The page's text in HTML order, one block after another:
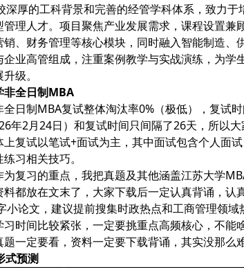
深厚的工科背景和完善的经管学科体系，致力于
理人才。项目聚焦产业发展需求，课程设置兼
、财务管理等核心模块，同时融入智能制造、
业高管组成，注重案例教学与实战演练，为学
级。
非全日制MBA
日制MBA复试整体淘汰率0% （极低），复试
年2月24日）和复试时间只间隔了26天 ，所以
上复试以笔试+面试为主，其中面试包含个人面
习相关技巧。
为复习的重点，我把真题及其他涵盖江苏大学
料都放在文末了，大家下载后一定认真背诵， 认
小论文，建议提前搜集时政热点和工商管理领
时间比较紧张， 一定要挑重点高频核心 ，不能
题一定要看 ， 资料一定要下载背诵 ， 其实没那么
式预测